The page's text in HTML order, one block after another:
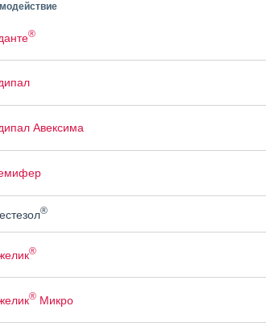
®
Авексима
®
®
®Микро